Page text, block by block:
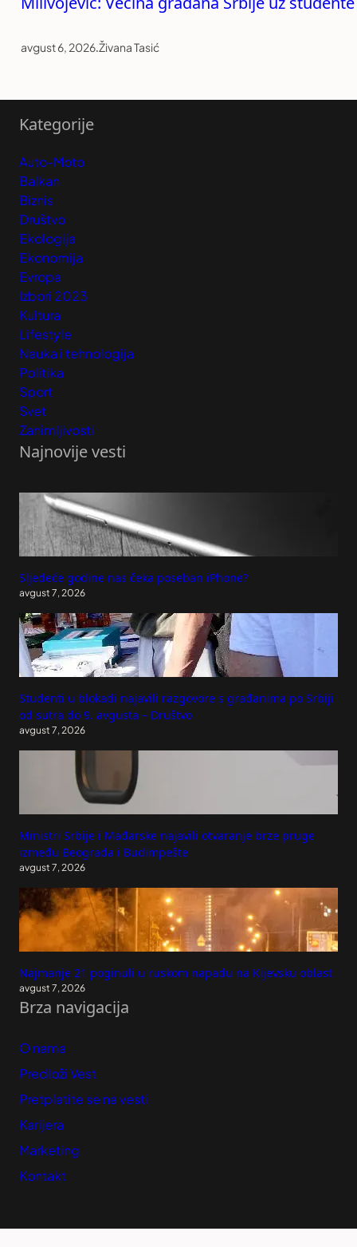
avgust 6, 2026.Živana Tasić
Kategorije
Auto-Moto
Balkan
Biznis
Društvo
Ekologija
Ekonomija
Evropa
Izbori 2023
Kultura
Lifestyle
Nauka i tehnologija
Politika
Sport
Svet
Zanimljivosti
Najnovije vesti
Sljedeće godine nas čeka poseban iPhone?
avgust 7, 2026
Studenti u blokadi najavili razgovore s građanima po Srbiji
od sutra do 9. avgusta – Društvo
avgust 7, 2026
Ministri Srbije i Mađarske najavili otvaranje brze pruge
između Beograda i Budimpešte
avgust 7, 2026
Najmanje 21 poginuli u ruskom napadu na Kijevsku oblast
avgust 7, 2026
Brza navigacija
O nama
Predloži Vest
Pretplatite se na vesti
Karijera
Marketing
Kontakt